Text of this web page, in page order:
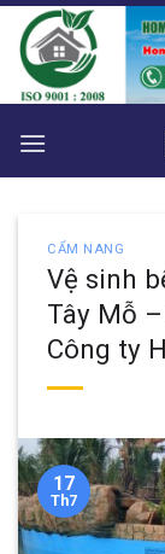
Bỏ
qua
nội
dung
CẨM NANG
Vệ sinh
Tây Mỗ
Công ty
17
Th7